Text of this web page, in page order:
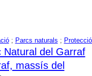
; Parcs naturals ;
Natural del Garraf
massís del